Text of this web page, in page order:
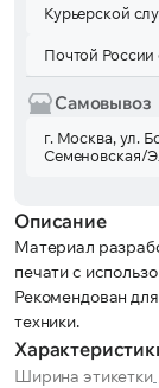
Описание
Материал
печати с
Рекомендован
техники.
Ширина этикетки
Курьерской
Почтой России
Самовывоз
г. Москва, ул.
Семеновская/